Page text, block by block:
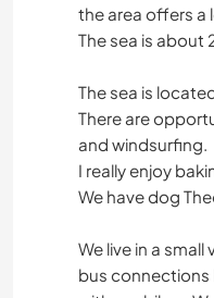
the area offers a
The sea is about
The sea is
There are
and windsurfing.
I really enjoy
We have dog
We live in a
bus connections